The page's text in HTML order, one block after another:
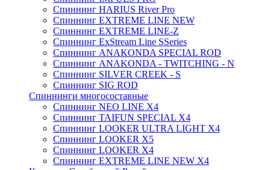
Спиннинг HARIUS River Pro
Спиннинг EXTREME LINE NEW
Спиннинг EXTREME LINE-Z
Спиннинг ExStream Line SSeries
Спиннинг ANAKONDA SPECIAL ROD
Спиннинг ANAKONDA - TWITCHING - N
Спиннинг SILVER CREEK - S
Спиннинг SIG ROD
Спиннинги многосоставные
Спиннинг NEO LINE X4
Спиннинг TAIFUN SPECIAL X4
Спиннинг LOOKER ULTRA LIGHT X4
Спиннинг LOOKER X5
Спиннинг LOOKER X4
Спиннинг EXTREME LINE NEW X4